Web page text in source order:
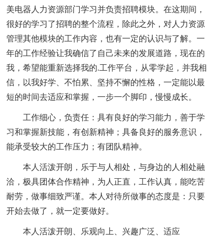
美电器人力资源部门学习并负责招聘模块。在这期间，
很好的学习了招聘的整个流程，除此之外，对人力资源
管理其他模块的工作内容，也有一定的认识与了解。一
年的工作经验让我确信了自己未来的发展道路，现在的
我，希望能重新选择我的.工作平台，从零学起，并我相
信，以我好学、不怕累、坚持不懈的性格，一定能以最
短的时间去适应和掌握，一步一个脚印，慢慢成长。
工作细心，负责任：具有良好的学习能力，善于学
习和掌握新技能，有创新精神；具备良好的服务意识，
能承受较大的工作压力；有团队精神。
本人活泼开朗，乐于与人相处，与身边的人相处融
洽，极具团体合作精神，为人正直，工作认真，能吃苦
耐劳，做事细致严谨。本人对待所做事的态度是：只要
开始去做了，就一定要做好。
本人活泼开朗、乐观向上、兴趣广泛、适应